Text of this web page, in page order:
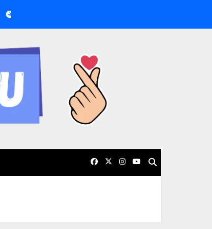
BTS boicotea los Grammy por nueva categoría asiática